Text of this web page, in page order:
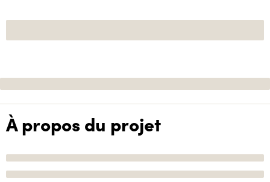
À propos du projet